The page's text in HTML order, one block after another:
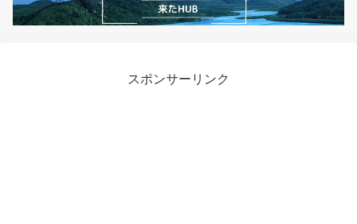
スポンサーリンク